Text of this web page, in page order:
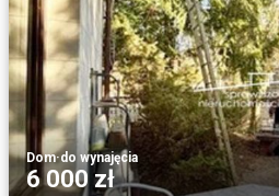
Dom·do wynajęcia
6 000 zł